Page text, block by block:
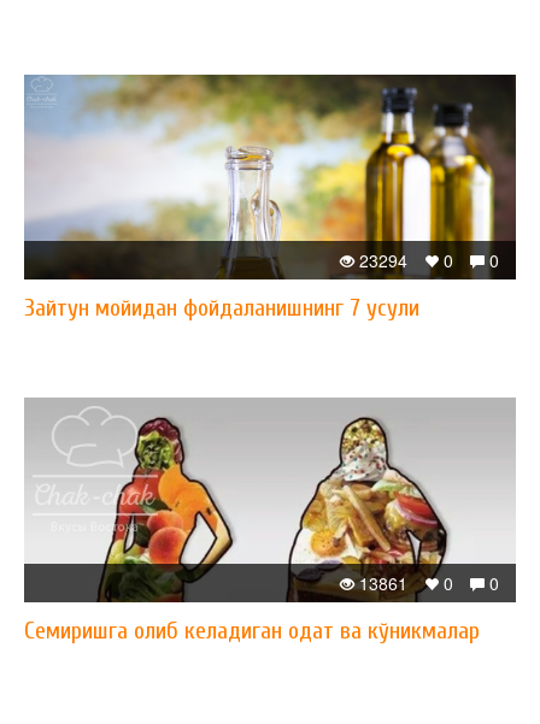
0
0
23294
Зайтун мойидан фойдаланишнинг 7 усули
0
0
13861
Семиришга олиб келадиган одат ва кўникмалар